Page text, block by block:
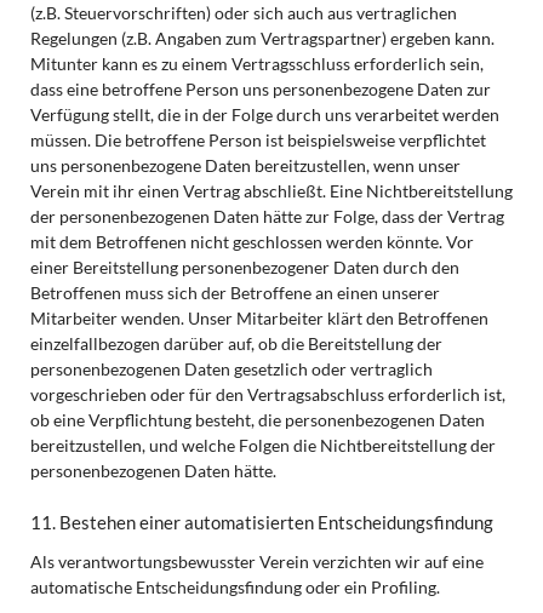
(z.B. Steuervorschriften) oder sich auch aus vertraglichen
Regelungen (z.B. Angaben zum Vertragspartner) ergeben kann.
Mitunter kann es zu einem Vertragsschluss erforderlich sein,
dass eine betroffene Person uns personenbezogene Daten zur
Verfügung stellt, die in der Folge durch uns verarbeitet werden
müssen. Die betroffene Person ist beispielsweise verpflichtet
uns personenbezogene Daten bereitzustellen, wenn unser
Verein mit ihr einen Vertrag abschließt. Eine Nichtbereitstellung
der personenbezogenen Daten hätte zur Folge, dass der Vertrag
mit dem Betroffenen nicht geschlossen werden könnte. Vor
einer Bereitstellung personenbezogener Daten durch den
Betroffenen muss sich der Betroffene an einen unserer
Mitarbeiter wenden. Unser Mitarbeiter klärt den Betroffenen
einzelfallbezogen darüber auf, ob die Bereitstellung der
personenbezogenen Daten gesetzlich oder vertraglich
vorgeschrieben oder für den Vertragsabschluss erforderlich ist,
ob eine Verpflichtung besteht, die personenbezogenen Daten
bereitzustellen, und welche Folgen die Nichtbereitstellung der
personenbezogenen Daten hätte.
11. Bestehen einer automatisierten Entscheidungsfindung
Als verantwortungsbewusster Verein verzichten wir auf eine
automatische Entscheidungsfindung oder ein Profiling.